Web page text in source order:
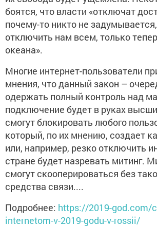
боятся, что власти «отключат
почему-то никто не
отключить нам всем, только
океана».
Многие интернет-пользователи
мнения, что данный закон –
одержать полный контроль над
подключение будет в руках
смогут блокировать любого
который, по их мнению, создает
или, например, резко отключить
стране будет назревать митинг.
смогут скооперироваться без
средства связи....
Подробнее: https://2019-god.com/
internetom-v-2019-godu-v-rossii/